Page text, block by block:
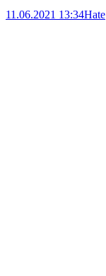
11.06.2021 13:34Hate